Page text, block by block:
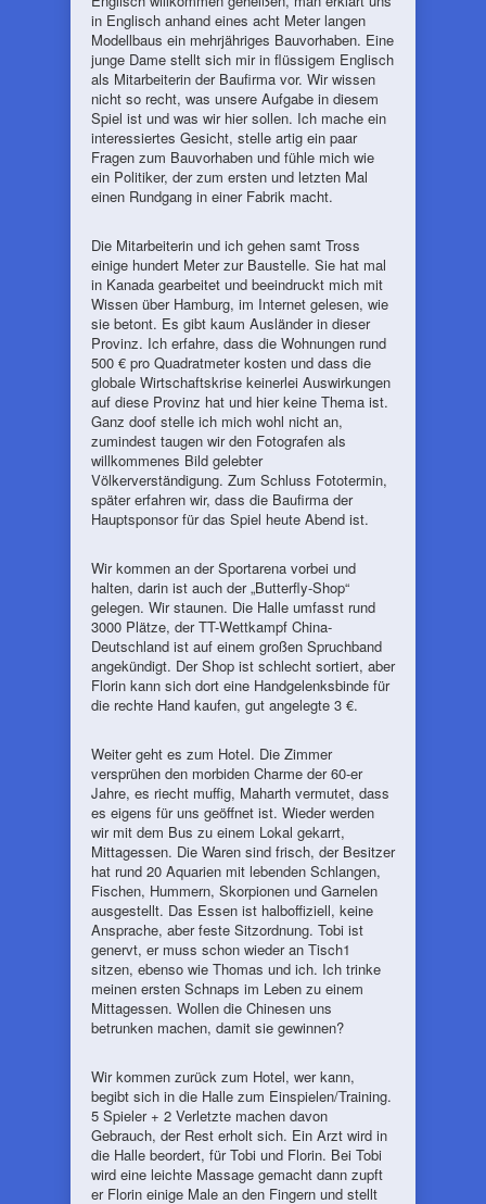
in Englisch anhand eines acht Meter langen
Modellbaus ein mehrjähriges Bauvorhaben. Eine
junge Dame stellt sich mir in flüssigem Englisch
als Mitarbeiterin der Baufirma vor. Wir wissen
nicht so recht, was unsere Aufgabe in diesem
Spiel ist und was wir hier sollen. Ich mache ein
interessiertes Gesicht, stelle artig ein paar
Fragen zum Bauvorhaben und fühle mich wie
ein Politiker, der zum ersten und letzten Mal
einen Rundgang in einer Fabrik macht.
Die Mitarbeiterin und ich gehen samt Tross
einige hundert Meter zur Baustelle. Sie hat mal
in Kanada gearbeitet und beeindruckt mich mit
Wissen über Hamburg, im Internet gelesen, wie
sie betont. Es gibt kaum Ausländer in dieser
Provinz. Ich erfahre, dass die Wohnungen rund
500 € pro Quadratmeter kosten und dass die
globale Wirtschaftskrise keinerlei Auswirkungen
auf diese Provinz hat und hier keine Thema ist.
Ganz doof stelle ich mich wohl nicht an,
zumindest taugen wir den Fotografen als
willkommenes Bild gelebter
Völkerverständigung. Zum Schluss Fototermin,
später erfahren wir, dass die Baufirma der
Hauptsponsor für das Spiel heute Abend ist.
Wir kommen an der Sportarena vorbei und
halten, darin ist auch der „Butterfly-Shop“
gelegen. Wir staunen. Die Halle umfasst rund
3000 Plätze, der TT-Wettkampf China-
Deutschland ist auf einem großen Spruchband
angekündigt. Der Shop ist schlecht sortiert, aber
Florin kann sich dort eine Handgelenksbinde für
die rechte Hand kaufen, gut angelegte 3 €.
Weiter geht es zum Hotel. Die Zimmer
versprühen den morbiden Charme der 60-er
Jahre, es riecht muffig, Maharth vermutet, dass
es eigens für uns geöffnet ist. Wieder werden
wir mit dem Bus zu einem Lokal gekarrt,
Mittagessen. Die Waren sind frisch, der Besitzer
hat rund 20 Aquarien mit lebenden Schlangen,
Fischen, Hummern, Skorpionen und Garnelen
ausgestellt. Das Essen ist halboffiziell, keine
Ansprache, aber feste Sitzordnung. Tobi ist
genervt, er muss schon wieder an Tisch1
sitzen, ebenso wie Thomas und ich. Ich trinke
meinen ersten Schnaps im Leben zu einem
Mittagessen. Wollen die Chinesen uns
betrunken machen, damit sie gewinnen?
Wir kommen zurück zum Hotel, wer kann,
begibt sich in die Halle zum Einspielen/Training.
5 Spieler + 2 Verletzte machen davon
Gebrauch, der Rest erholt sich. Ein Arzt wird in
die Halle beordert, für Tobi und Florin. Bei Tobi
wird eine leichte Massage gemacht dann zupft
er Florin einige Male an den Fingern und stellt